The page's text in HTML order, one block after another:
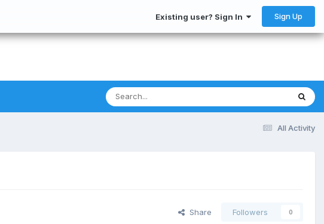
Existing user? Sign In Sign Up
All Activity
Share Followers 0